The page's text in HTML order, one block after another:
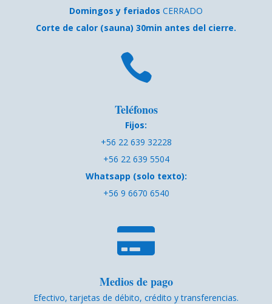
Domingos y feriados CERRADO
Corte de calor (sauna) 30min antes del cierre.

Teléfonos
Fijos:
+56 22 639 32228
+56 22 639 5504
Whatsapp (solo texto):
+56 9 6670 6540

Medios de pago
Efectivo, tarjetas de débito, crédito y transferencias.